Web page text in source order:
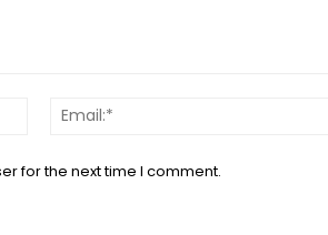
Name:*
for the next time I comment.